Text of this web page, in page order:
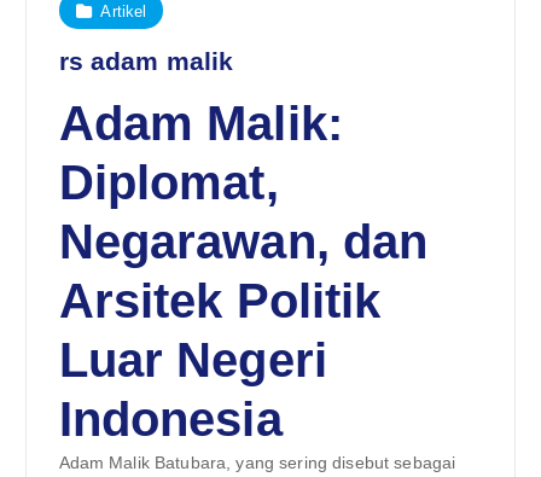
Artikel
rs adam malik
Adam Malik:
Diplomat,
Negarawan, dan
Arsitek Politik
Luar Negeri
Indonesia
Adam Malik Batubara, yang sering disebut sebagai